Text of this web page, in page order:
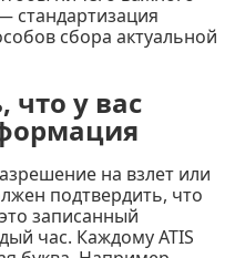
стандартизация
сбора актуальной
что у вас
на взлет или
подтвердить, что
записанный
час. Каждому ATIS